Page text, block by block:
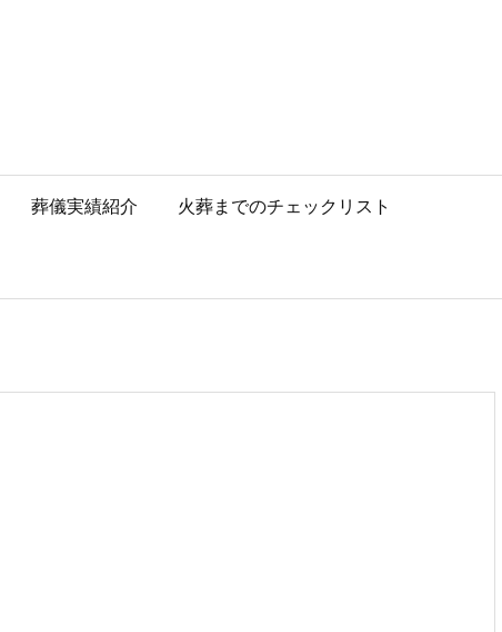
葬儀実績紹介 火葬までのチェックリスト